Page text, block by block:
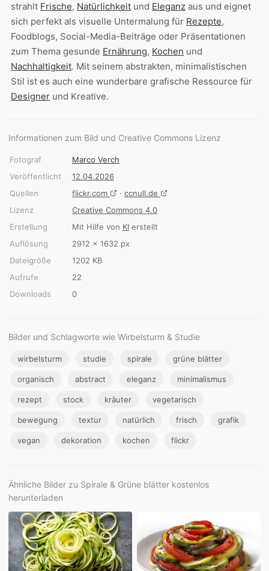
strahlt Frische, Natürlichkeit und Eleganz aus und eignet
sich perfekt als visuelle Untermalung für Rezepte,
Foodblogs, Social-Media-Beiträge oder Präsentationen
zum Thema gesunde Ernährung, Kochen und
Nachhaltigkeit. Mit seinem abstrakten, minimalistischen
Stil ist es auch eine wunderbare grafische Ressource für
Designer und Kreative.
Informationen zum Bild und Creative Commons Lizenz
Fotograf
Marco Verch
Veröffentlicht
12.04.2026
Quellen
flickr.com · ccnull.de
Lizenz
Creative Commons 4.0
Erstellung
Mit Hilfe von KI erstellt
Auflösung
2912 × 1632 px
Dateigröße
1202 KB
Aufrufe
22
Downloads
0
Bilder und Schlagworte wie Wirbelsturm & Studie
wirbelsturm studie spirale grüne blätter
organisch abstract eleganz minimalismus
rezept stock kräuter vegetarisch
bewegung textur natürlich frisch grafik
vegan dekoration kochen flickr
Ähnliche Bilder zu Spirale & Grüne blätter kostenlos
herunterladen